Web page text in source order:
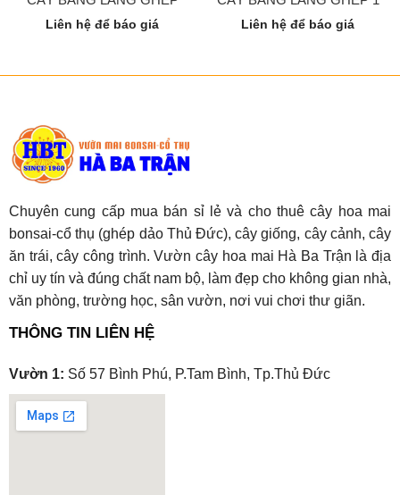
Liên hệ để báo giá Liên hệ để báo giá
Chuyên cung cấp mua bán sỉ lẻ và cho thuê cây hoa mai
bonsai-cổ thụ (ghép dảo Thủ Đức), cây giống, cây cảnh, cây
ăn trái, cây công trình. Vườn cây hoa mai Hà Ba Trận là địa
chỉ uy tín và đúng chất nam bộ, làm đẹp cho không gian nhà,
văn phòng, trường học, sân vườn, nơi vui chơi thư giãn.
THÔNG TIN LIÊN HỆ
Vườn 1: Số 57 Bình Phú, P.Tam Bình, Tp.Thủ Đức